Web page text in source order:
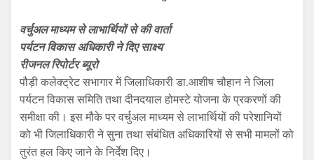
वर्चुअल माध्यम से लाभार्थियों से की वार्ता
पर्यटन विकास अधिकारी ने दिए साक्ष्य
रीजनल रिपोर्टर ब्यूरो
पौड़ी कलेक्ट्रेट सभागार में जिलाधिकारी डा.आशीष चौहान ने जिला
पर्यटन विकास समिति तथा दीनदयाल होमस्टे योजना के प्रकरणों की
समीक्षा की। इस मौके पर वर्चुअल माध्यम से लाभार्थियों की परेशानियों
को भी जिलाधिकारी ने सुना तथा संबंधित अधिकारियों से सभी मामलों को
तुरंत हल किए जाने के निर्देश दिए।